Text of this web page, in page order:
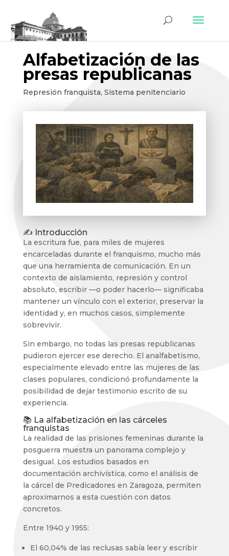
Alfabetización de las
presas republicanas
Represión franquista, Sistema penitenciario
✍️ Introducción
La escritura fue, para miles de mujeres
encarceladas durante el franquismo, mucho más
que una herramienta de comunicación. En un
contexto de aislamiento, represión y control
absoluto, escribir —o poder hacerlo— significaba
mantener un vínculo con el exterior, preservar la
identidad y, en muchos casos, simplemente
sobrevivir.
Sin embargo, no todas las presas republicanas
pudieron ejercer ese derecho. El analfabetismo,
especialmente elevado entre las mujeres de las
clases populares, condicionó profundamente la
posibilidad de dejar testimonio escrito de su
experiencia.
📚 La alfabetización en las cárceles
franquistas
La realidad de las prisiones femeninas durante la
posguerra muestra un panorama complejo y
desigual. Los estudios basados en
documentación archivística, como el análisis de
la cárcel de Predicadores en Zaragoza, permiten
aproximarnos a esta cuestión con datos
concretos.
Entre 1940 y 1955:
El 60,04% de las reclusas sabía leer y escribir